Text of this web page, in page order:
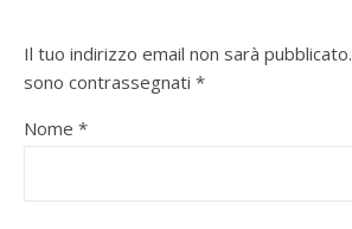
Il tuo indirizzo email non sarà pubblicato.
sono contrassegnati *
Nome *